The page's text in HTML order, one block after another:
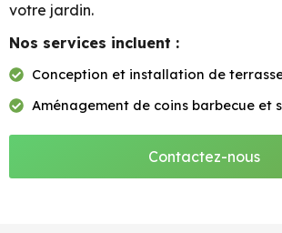
votre jardin.
Nos services incluent :
Conception et installation de
Aménagement de coins barbecue et
Contactez-nous